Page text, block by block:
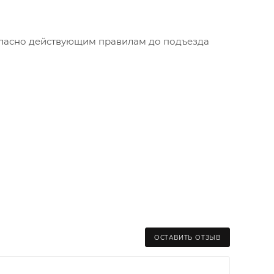
действующим правилам до подъезда
ОСТАВИТЬ ОТЗЫВ